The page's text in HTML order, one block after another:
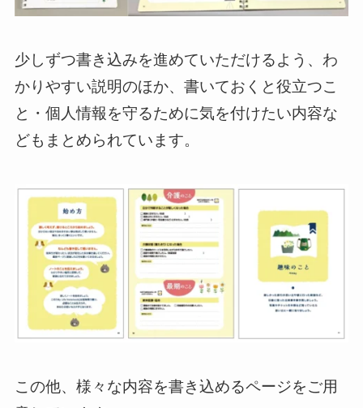
少しずつ書き込みを進めていただけるよう、わ
かりやすい説明のほか、書いておくと役立つこ
と・個人情報を守るために気を付けたい内容な
どもまとめられています。
この他、様々な内容を書き込めるページをご用